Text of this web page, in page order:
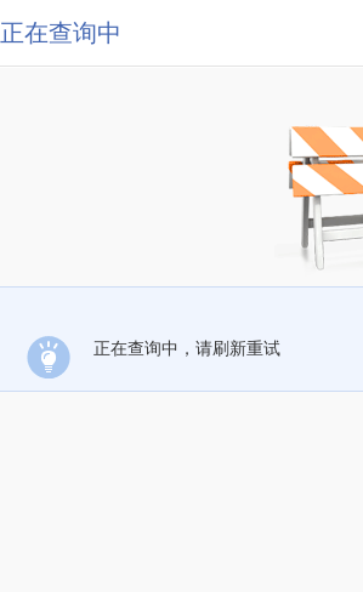
正在查询中
正在查询中，请刷新重试